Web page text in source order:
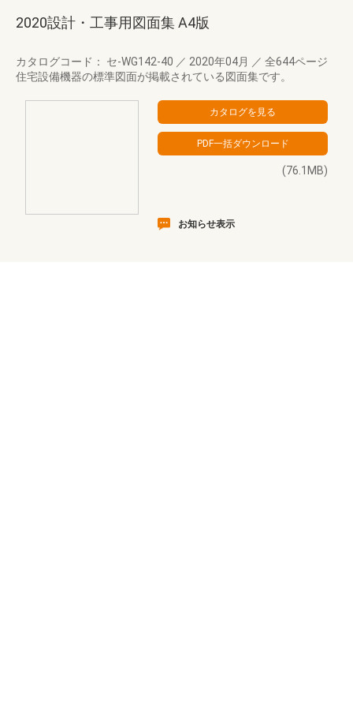
2020設計・工事用図面集 A4版
カタログコード： セ-WG142-40 ／ 2020年04月 ／ 全644ページ
住宅設備機器の標準図面が掲載されている図面集です。
(76.1MB)
お知らせ表示